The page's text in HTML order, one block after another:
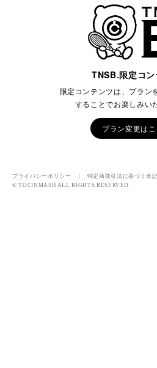
TNSB.限定コン
限定コンテンツは、プラン
することでお楽しみい
プラン変更はこ
プライバシーポリシー ｜ 特定商取引法に基づく表記
© TOCINMASH ALL RIGHTS RESERVED.